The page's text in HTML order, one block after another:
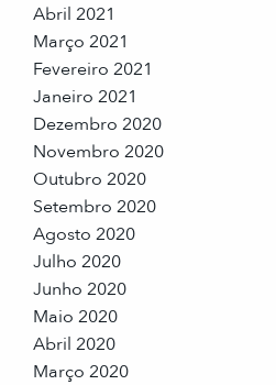
Abril 2021
Março 2021
Fevereiro 2021
Janeiro 2021
Dezembro 2020
Novembro 2020
Outubro 2020
Setembro 2020
Agosto 2020
Julho 2020
Junho 2020
Maio 2020
Abril 2020
Março 2020